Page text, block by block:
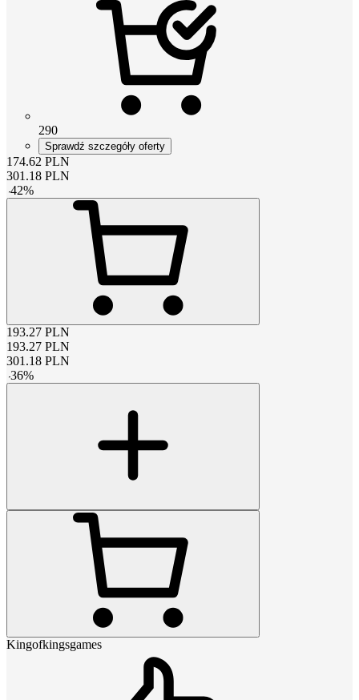
290
Sprawdź szczegóły oferty
174.62 PLN
301.18 PLN
-42%
193.27 PLN
193.27 PLN
301.18 PLN
-36%
Kingofkingsgames